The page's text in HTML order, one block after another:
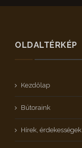
OLDALTÉRKÉP
Kezdőlap
Bútoraink
Hírek, érdekességek